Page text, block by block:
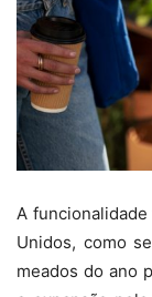
A
Unidos, como
meados do ano